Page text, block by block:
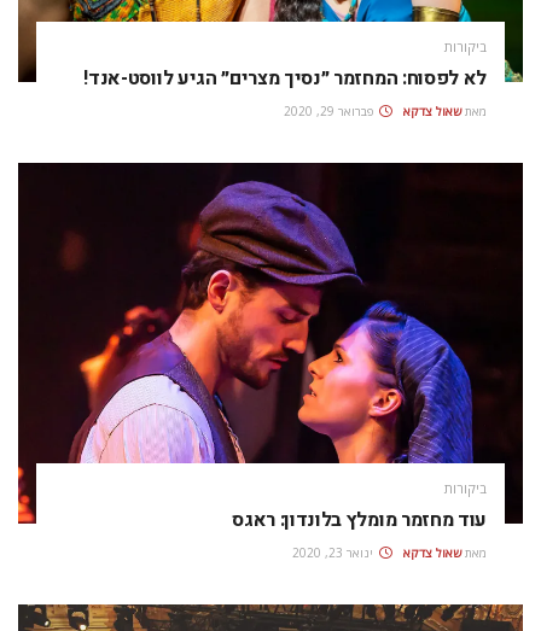
ביקורות
לא לפסוח: המחזמר ״נסיך מצרים״ הגיע לווסט-אנד!
מאת שאול צדקא פברואר 29, 2020
ביקורות
עוד מחזמר מומלץ בלונדון: ראגס
מאת שאול צדקא ינואר 23, 2020